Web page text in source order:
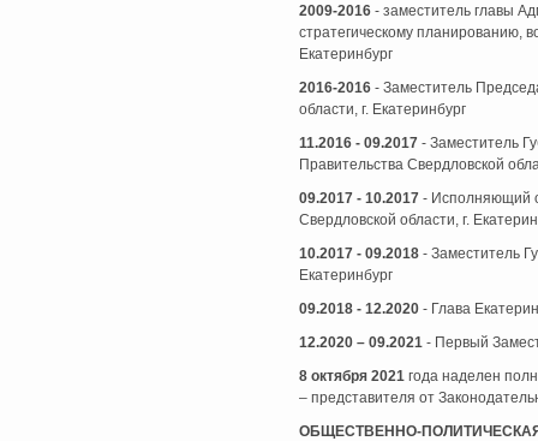
2009-2016 - заместитель главы
стратегическому планированию,
Екатеринбург
2016-2016 - Заместитель
области, г. Екатеринбург
11.2016 - 09.2017 - Заместитель
Правительства Свердловской
09.2017 - 10.2017 - Исполняющий
Свердловской области, г.
10.2017 - 09.2018 - Заместитель
Екатеринбург
09.2018 - 12.2020 - Глава
12.2020 – 09.2021 - Первый
8 октября 2021 года наделен
– представителя от
ОБЩЕСТВЕННО-